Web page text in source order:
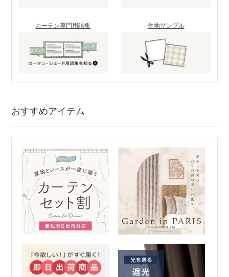
カーテン専門用語集 生地サンプル
おすすめアイテム